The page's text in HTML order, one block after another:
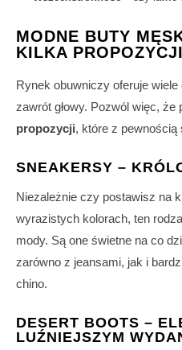
MODNE BUTY
KILKA PROPOZYCJI
Rynek obuwniczy oferuje
zawrót głowy. Pozwól więc, że
propozycji, które z pewnością
SNEAKERSY –
Niezależnie czy postawisz na
wyrazistych kolorach, ten
mody. Są one świetne na co
zarówno z jeansami, jak i
chino.
DESERT BOOTS –
LUŹNIEJSZYM